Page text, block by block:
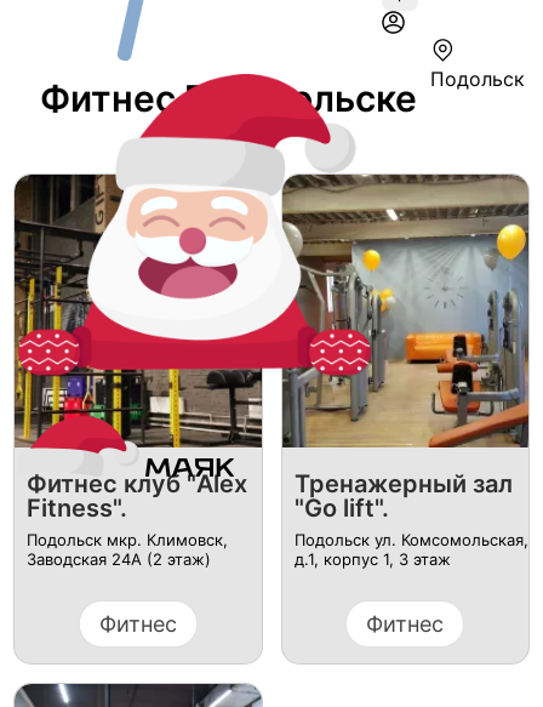
Подольск
Фитнес В Подольске
Фитнес клуб "Alex
Fitness".
Подольск мкр. Климовск,
Заводская 24А (2 этаж)
Фитнес
Тренажерный зал
"Go lift".
Подольск ул. Комсомольская,
д.1, корпус 1, 3 этаж
Фитнес